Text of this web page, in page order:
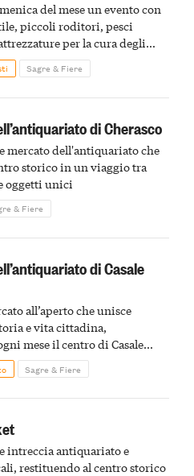
del mese un evento con
piccoli roditori, pesci
per la cura degli
famiglie e piccini
Sagre & Fiere
di Cherasco
mercato dell'antiquariato che
storico in un viaggio tra
oggetti unici
& Fiere
di Casale
all’aperto che unisce
e vita cittadina,
mese il centro di Casale
luogo di scoperta e racconto
Sagre & Fiere
intreccia antiquariato e
restituendo al centro storico